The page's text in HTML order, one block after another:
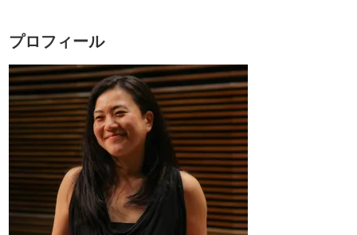
プ
ロ
フ
ィ
ー
ル
を
Facebook
で
表
示
プ
ロ
フ
ィ
ー
ル
を
Twitter
で
表
示
プ
フ
ィ
ー
ル
を
Instagram
で
表
示
プ
ロ
フ
ィ
ー
ル
を
YouTube
で
表
プロフィール